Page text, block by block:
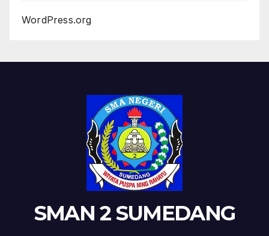
WordPress.org
SMAN 2 SUMEDANG